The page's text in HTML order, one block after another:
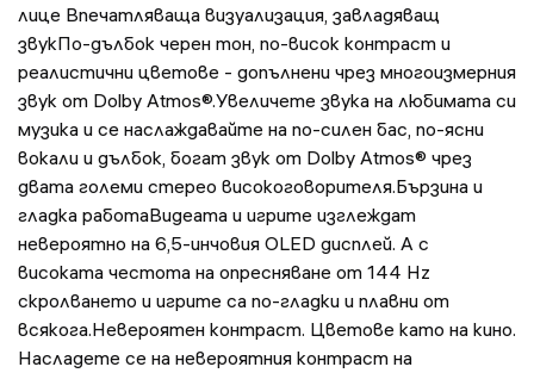
лице Впечатляваща визуализация, завладяващ
звукПо-дълбок черен тон, по-висок контраст и
реалистични цветове - допълнени чрез многоизмерния
звук от Dolby Atmos®.Увеличете звука на любимата си
музика и се наслаждавайте на по-силен бас, по-ясни
вокали и дълбок, богат звук от Dolby Atmos® чрез
двата големи стерео високоговорителя.Бързина и
гладка работаВидеата и игрите изглеждат
невероятно на 6,5-инчовия OLED дисплей. А с
високата честота на опресняване от 144 Hz
скролването и игрите са по-гладки и плавни от
всякога.Невероятен контраст. Цветове като на кино.
Насладете се на невероятния контраст на